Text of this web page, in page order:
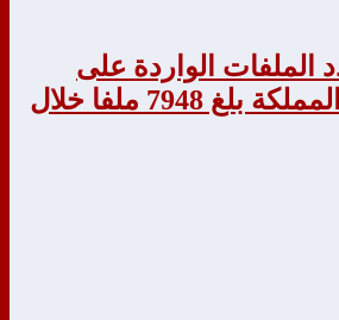
الواردة على
مؤسسة وسيط المملكة بلغ 7948 ملفا خلال